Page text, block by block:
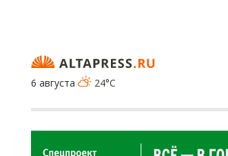
6 августа
24°C